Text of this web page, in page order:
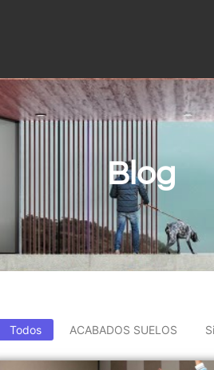
Blog
Todos ACABADOS SUELOS